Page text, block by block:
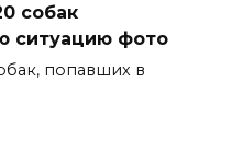
собак
ситуацию фото
попавших в